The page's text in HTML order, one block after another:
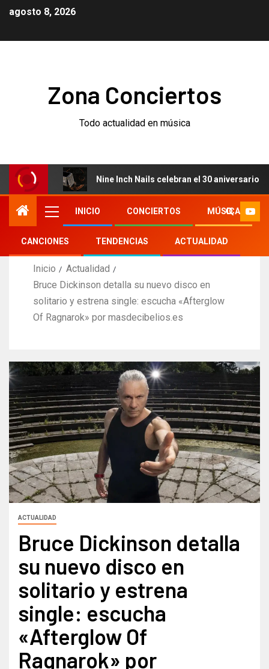
agosto 8, 2026
Zona Conciertos
Todo actualidad en música
Nine Inch Nails celebran el 30 aniversario
INICIO CONCIERTOS MÚSICA
CANCIONES TENDENCIAS ACTUALIDAD
Inicio
Actualidad
Bruce Dickinson detalla su nuevo disco en
solitario y estrena single: escucha «Afterglow
Of Ragnarok» por masdecibelios.es
ACTUALIDAD
Bruce Dickinson detalla
su nuevo disco en
solitario y estrena
single: escucha
«Afterglow Of
Ragnarok» por